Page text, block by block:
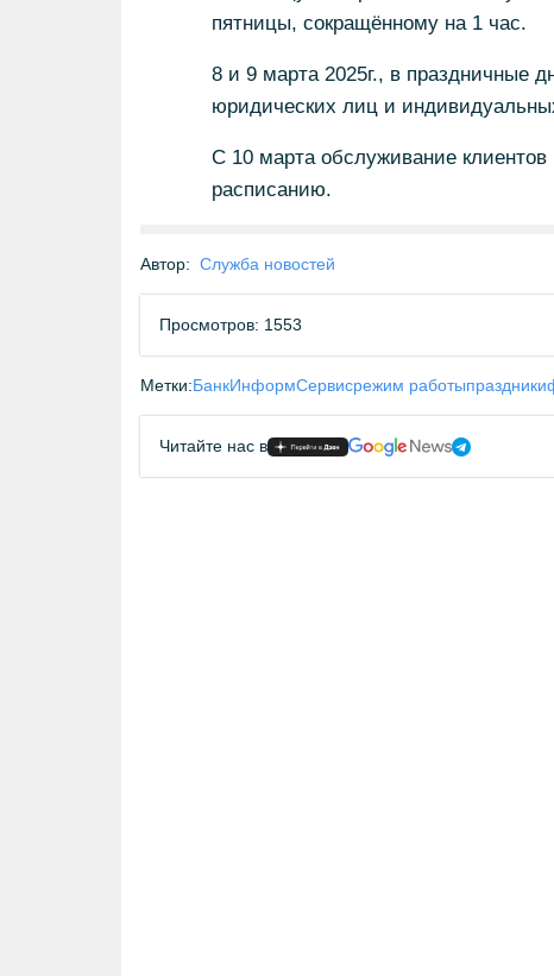
пятницы, сокращённому на 1 час.
8 и 9 марта 2025г., в праздничные
юридических лиц и
С 10 марта обслуживание
расписанию.
Автор: Служба новостей
Просмотров: 1553
Метки:БанкИнформСервисрежим работыпраздники
Читайте нас в